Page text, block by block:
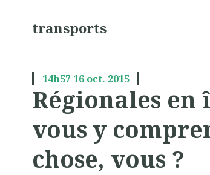
transports
14h57 16 oct. 2015
Régionales en
vous y
chose, vous ?